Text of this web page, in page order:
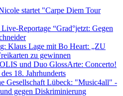
startet "Carpe Diem Tour
Reportage “Grad°jetzt: Gegen
Klaus Lage mit Bo Heart: „ZU
zu gewinnen
und Duo GlossArte: Concerto!
18. Jahrhunderts
Gesellschaft Lübeck: "Music4all" -
gegen Diskriminierung